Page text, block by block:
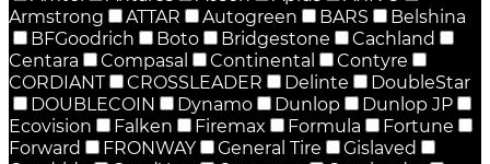
Armstrong
ATTAR Autogreen BARS
Belshina
BFGoodrich
Boto Bridgestone
Cachland
Centara
Compasal Continental
Contyre
CORDIANT
CROSSLEADER Delinte
DoubleStar
DOUBLECOIN
Dynamo Dunlop
Dunlop JP
Ecovision
Falken Firemax Formula
Fortune
Forward
FRONWAY General Tire
Gislaved